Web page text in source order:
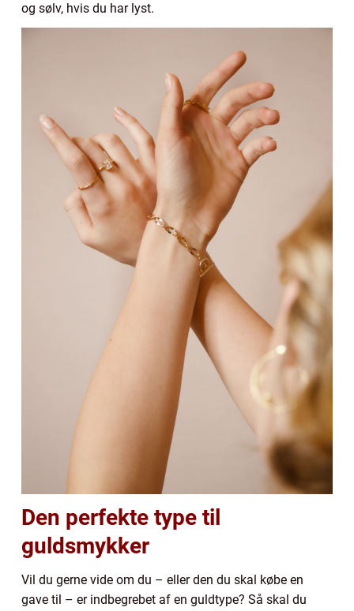
og sølv, hvis du har lyst.
Den perfekte type til
guldsmykker
Vil du gerne vide om du – eller den du skal købe en
gave til – er indbegrebet af en guldtype? Så skal du